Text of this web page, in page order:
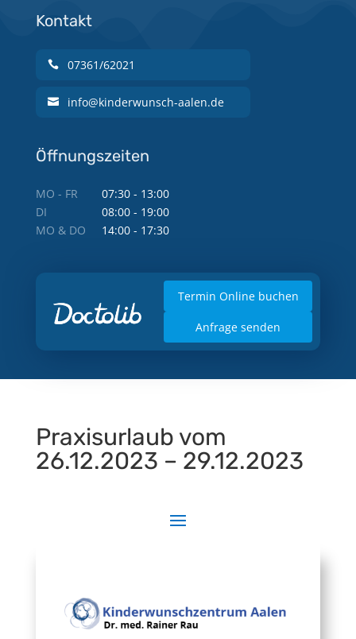
Kontakt
07361/62021
info@kinderwunsch-aalen.de
Öffnungszeiten
MO - FR
07:30 - 13:00
DI
08:00 - 19:00
MO & DO
14:00 - 17:30
Termin Online buchen
Anfrage senden
Praxisurlaub vom
26.12.2023 – 29.12.2023